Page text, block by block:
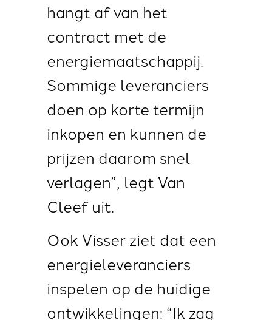
hangt af van het
contract met de
energiemaatschappij.
Sommige leveranciers
doen op korte termijn
inkopen en kunnen de
prijzen daarom snel
verlagen”, legt Van
Cleef uit.
Ook Visser ziet dat een
energieleveranciers
inspelen op de huidige
ontwikkelingen: “Ik zag